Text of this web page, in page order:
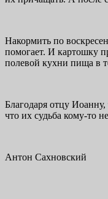
Накормить по
помогает. И картошку
полевой кухни пища в
Благодаря отцу
что их судьба кому-то
Антон Сахновский